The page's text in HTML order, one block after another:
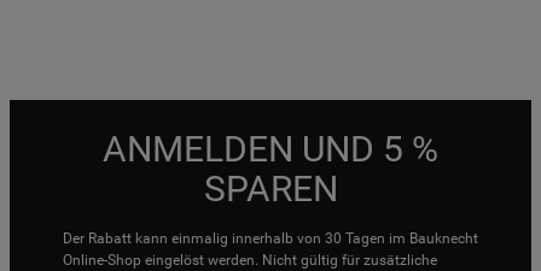
ANMELDEN UND 5 %
SPAREN
Der Rabatt kann einmalig innerhalb von 30 Tagen im Bauknecht
Online-Shop eingelöst werden. Nicht gültig für zusätzliche